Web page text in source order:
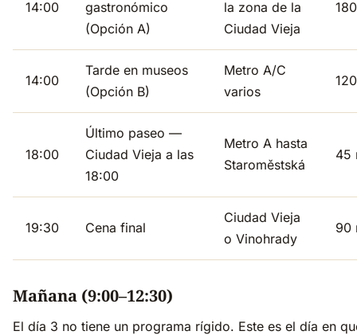
14:00
gastronómico
(Opción A)
la zona de la
Ciudad Vieja
14:00
Tarde en museos
(Opción B)
Metro A/C
varios
18:00
Último paseo —
Ciudad Vieja a las
18:00
Metro A hasta
Staroměstská
45
19:30 Cena final
Ciudad Vieja
o Vinohrady
90
Mañana (9:00–12:30)
El día 3 no tiene un programa rígido. Este es el día en